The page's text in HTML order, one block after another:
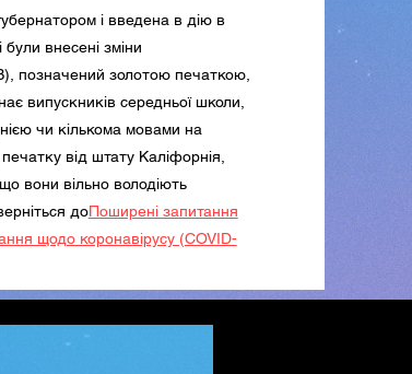
і введена в дію в
внесені зміни
позначений золотою печаткою,
випускників середньої школи,
чи кількома мовами на
від штату Каліфорнія,
вони вільно володіють
доПоширені запитання
щодо коронавірусу (COVID-